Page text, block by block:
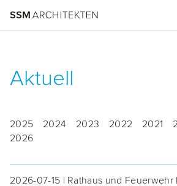
Aktuell
2021
2022
2023
2024
2025
2026
2026-07-15 | Rat­haus und